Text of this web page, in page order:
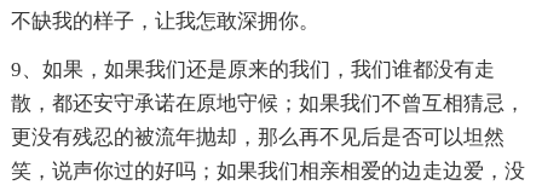
不缺我的样子，让我怎敢深拥你。
9、如果，如果我们还是原来的我们，我们谁都没有走
散，都还安守承诺在原地守候；如果我们不曾互相猜忌，
更没有残忍的被流年抛却，那么再不见后是否可以坦然
笑，说声你过的好吗；如果我们相亲相爱的边走边爱，没